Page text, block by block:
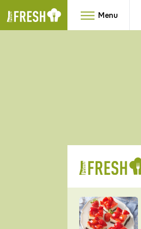
Menu
RYCHLOVKY